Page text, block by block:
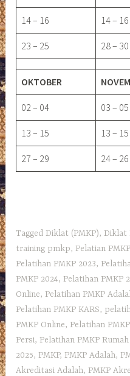
14 – 16 14 – 16
23 – 25 28 – 30
OKTOBER
02 – 04 03 – 05
13 – 15 13 – 15
27 – 29 24 – 26
TaggedDiklat (PMKP),Diklat
training pmkp, Pelatian
Pelatihan PMKP 2023,
PMKP 2024, Pelatihan PMKP
Online, Pelatihan PMKP
Pelatihan PMKP KARS,
PMKP Online, Pelatihan
Persi, Pelatihan PMKP
2025, PMKP, PMKP Adalah,
Akreditasi Adalah, PMKP